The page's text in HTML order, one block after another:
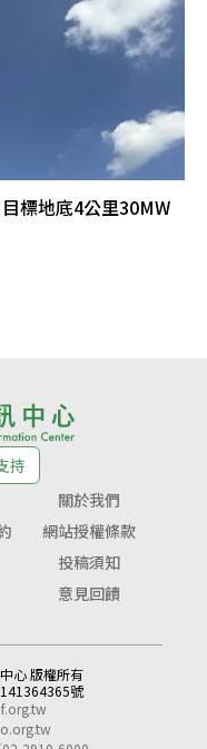
標地底4公里30MW
持
關於我們
網站授權條款
投稿須知
意見回饋
心 版權所有
號